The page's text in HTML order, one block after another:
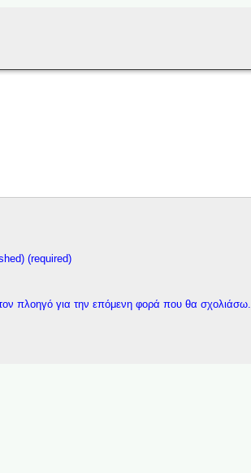
(required)
πλοηγό για την επόμενη φορά που θα σχολιάσω.